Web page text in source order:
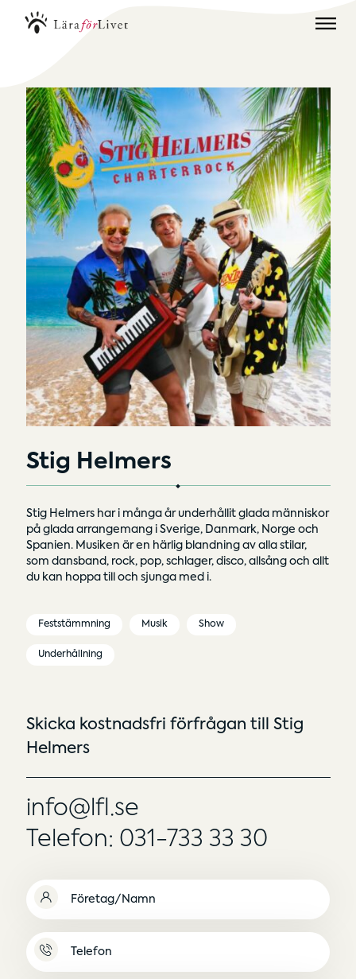
Stig Helmers
Stig Helmers har i många år underhållit glada människor
på glada arrangemang i Sverige, Danmark, Norge och
Spanien. Musiken är en härlig blandning av alla stilar,
som dansband, rock, pop, schlager, disco, allsång och allt
du kan hoppa till och sjunga med i.
Feststämmning Musik Show
Underhållning
Skicka kostnadsfri förfrågan till Stig
Helmers
info@lfl.se
Telefon: 031-733 33 30
Namn
(Obligatoriskt)
Namnlös